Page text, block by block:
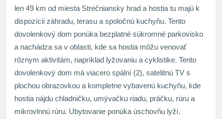
len 49 km od miesta Strečniansky hrad a hostia tu majú k
dispozícii záhradu, terasu a spoločnú kuchyňu. Tento
dovolenkový dom ponúka bezplatné súkromné parkovisko
a nachádza sa v oblasti, kde sa hostia môžu venovať
rôznym aktivitám, napríklad lyžovaniu a cyklistike. Tento
dovolenkový dom má viacero spální (2), satelitnú TV s
plochou obrazovkou a kompletne vybavenú kuchyňu, kde
hostia nájdu chladničku, umývačku riadu, práčku, rúru a
mikrovlnnú rúru. Ubytovanie ponúka úschovňu lyží.